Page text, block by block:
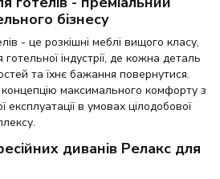
бізнесу
- це розкішні меблі вищого класу,
індустрії, де кожна деталь
та їхнє бажання повернутися.
максимального комфорту з
експлуатації в умовах цілодобової
диванів Релакс для